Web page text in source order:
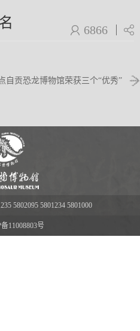
名 6866
自贡恐龙博物馆荣获三个“优秀”
5802095 5801234 5801000
11008803号